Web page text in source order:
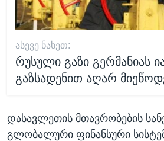
ᲐᲡᲔᲕᲔ ᲜᲐᲮᲔᲗ:
რუსული გაზი გერმანიას
გაზსადენით აღარ
დასავლეთის მთავრობების
გლობალური ფინანსური